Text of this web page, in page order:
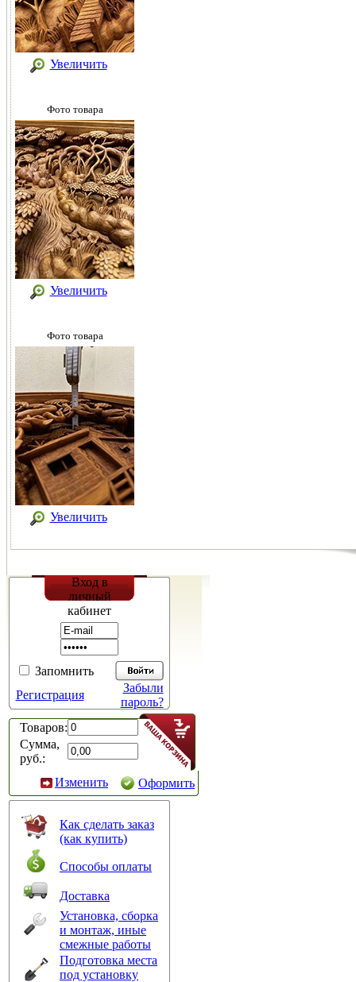
Увеличить
Фото товара
Увеличить
Фото товара
Увеличить
Вход в
личный
кабинет
Запомнить
Регистрация
Забыли
пароль?
Товаров:
Сумма,
руб.:
Изменить
Оформить
Как сделать заказ
(как купить)
Способы оплаты
Доставка
Установка, сборка
и монтаж, иные
смежные работы
Подготовка места
под установку